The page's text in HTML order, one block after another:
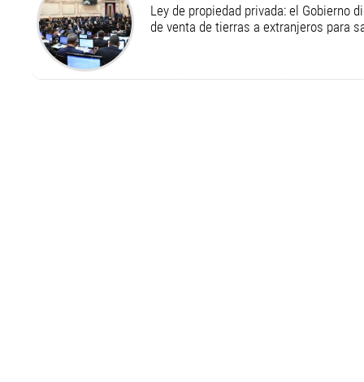
Ley de propiedad privada: el Gobierno
de venta de tierras a extranjeros para